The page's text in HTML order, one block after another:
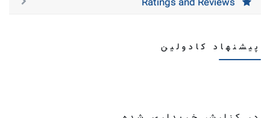
Ratings and Reviews
پیشنهاد کادولین